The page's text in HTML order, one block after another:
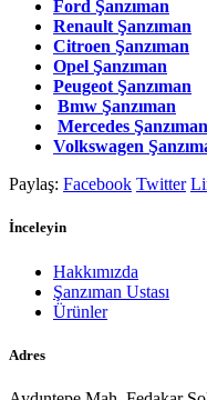
Ford Şanzıman
Renault Şanzıman
Citroen Şanzıman
Opel Şanzıman
Peugeot Şanzıman
Bmw Şanzıman
Mercedes Şanzıman
Volkswagen
Paylaş: Facebook Twitter
İnceleyin
Hakkımızda
Şanzıman Ustası
Ürünler
Adres